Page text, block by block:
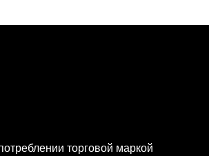
торговой маркой